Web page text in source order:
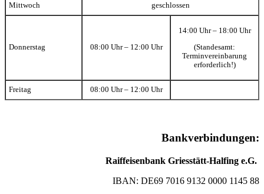
Mittwoch geschlossen
Donnerstag 08:00 Uhr – 12:00 Uhr
14:00 Uhr – 18:00 Uhr
(Standesamt:
Terminvereinbarung
erforderlich!)
Freitag 08:00 Uhr – 12:00 Uhr
Bankverbindungen:
Raiffeisenbank Griesstätt-Halfing e.G.
IBAN: DE69 7016 9132 0000 1145 88